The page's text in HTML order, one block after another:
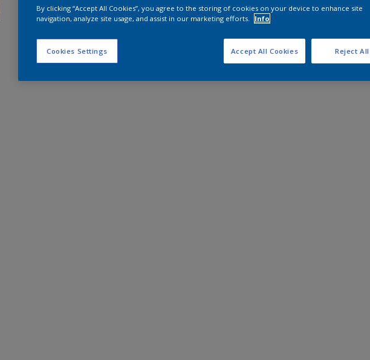
By clicking “Accept All Cookies”, you agree to the storing of cookies on your device to enhance site
navigation, analyze site usage, and assist in our marketing efforts.
Info
Cookies Settings Reject All
Accept All Cookies